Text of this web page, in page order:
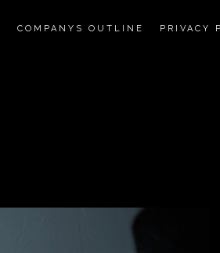
COMPANYS OUTLINE PRIVACY